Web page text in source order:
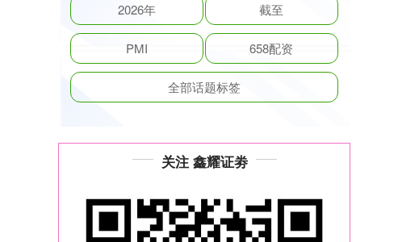
2026年 截至
PMI 658配资
全部话题标签
关注 鑫耀证劵